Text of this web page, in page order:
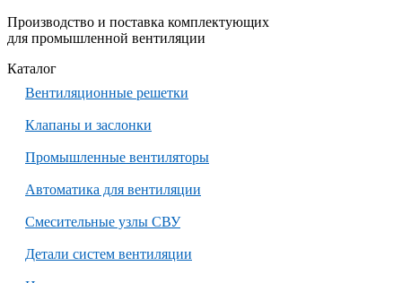
Производство и поставка комплектующих
для промышленной вентиляции
Каталог
Вентиляционные решетки
Клапаны и заслонки
Промышленные вентиляторы
Автоматика для вентиляции
Смесительные узлы СВУ
Детали систем вентиляции